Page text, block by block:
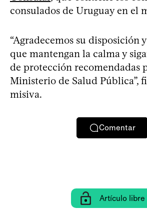
consulados de Uruguay en el
“Agradecemos su disposición
que mantengan la calma y
de protección recomendadas
Ministerio de Salud Pública”,
misiva.
Comentar
Artículo libre